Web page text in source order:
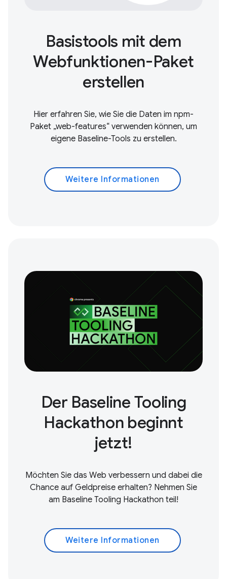
Basistools mit dem
Webfunktionen-Paket
erstellen
Hier erfahren Sie, wie Sie die Daten im npm-
Paket „web-features“ verwenden können, um
eigene Baseline-Tools zu erstellen.
Weitere Informationen
Der Baseline Tooling
Hackathon beginnt
jetzt!
Möchten Sie das Web verbessern und dabei die
Chance auf Geldpreise erhalten? Nehmen Sie
am Baseline Tooling Hackathon teil!
Weitere Informationen